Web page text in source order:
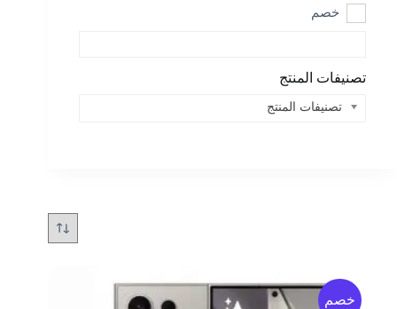
خصم
خصم
تصنيفات المنتج
تصنيفات المنتج